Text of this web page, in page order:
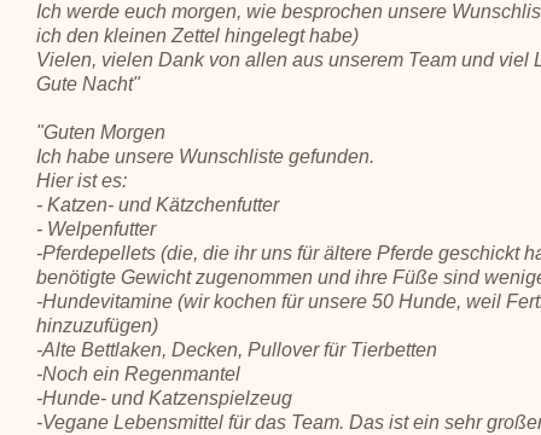
Ich werde euch morgen, wie besprochen unsere
ich den kleinen Zettel hingelegt habe)
Vielen, vielen Dank von allen aus unserem Team und viel
Gute Nacht"
"Guten Morgen
Ich habe unsere Wunschliste gefunden.
Hier ist es:
- Katzen- und Kätzchenfutter
- Welpenfutter
-Pferdepellets (die, die ihr uns für ältere Pferde geschickt
benötigte Gewicht zugenommen und ihre Füße sind
-Hundevitamine (wir kochen für unsere 50 Hunde, weil
hinzuzufügen)
-Alte Bettlaken, Decken, Pullover für Tierbetten
-Noch ein Regenmantel
-Hunde- und Katzenspielzeug
-Vegane Lebensmittel für das Team. Das ist ein sehr